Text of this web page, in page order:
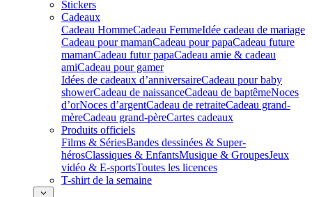
Stickers
Cadeaux
Cadeau HommeCadeau FemmeIdée cadeau de mariage​
Cadeau pour mamanCadeau pour papaCadeau future
mamanCadeau futur papaCadeau amie & cadeau
amiCadeau pour gamer
Idées de cadeaux d’anniversaireCadeau pour baby
showerCadeau de naissanceCadeau de baptêmeNoces
d’orNoces d’argentCadeau de retraiteCadeau grand-
mèreCadeau grand-pèreCartes cadeaux
Produits officiels
Films & SériesBandes dessinées & Super-
hérosClassiques & EnfantsMusique & GroupesJeux
vidéo & E-sportsToutes les licences
T-shirt de la semaine